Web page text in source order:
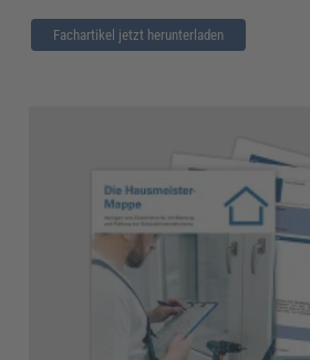
Fachartikel jetzt herunterladen